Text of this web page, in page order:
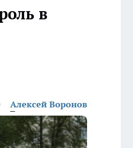
в
Алексей Воронов